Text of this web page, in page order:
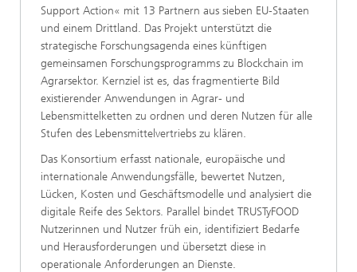
Support Action« mit 13 Partnern aus sieben EU‑Staaten
und einem Drittland. Das Projekt unterstützt die
strategische Forschungsagenda eines künftigen
gemeinsamen Forschungsprogramms zu Blockchain im
Agrarsektor. Kernziel ist es, das fragmentierte Bild
existierender Anwendungen in Agrar- und
Lebensmittelketten zu ordnen und deren Nutzen für alle
Stufen des Lebensmittelvertriebs zu klären.
Das Konsortium erfasst nationale, europäische und
internationale Anwendungsfälle, bewertet Nutzen,
Lücken, Kosten und Geschäftsmodelle und analysiert die
digitale Reife des Sektors. Parallel bindet TRUSTyFOOD
Nutzerinnen und Nutzer früh ein, identifiziert Bedarfe
und Herausforderungen und übersetzt diese in
operationale Anforderungen an Dienste.